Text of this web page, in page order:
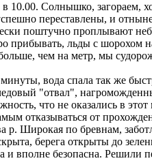
10.00. Солнышко, загораем,
переставлены, и
поштучно проплывают
прибывать, льды с шорохом
чем на метр, мы
вода спала так же
"отвал",
что не оказались в
отказываться от
Широкая по бревнам,
берега открыты до
и вполне безопасна. Решили